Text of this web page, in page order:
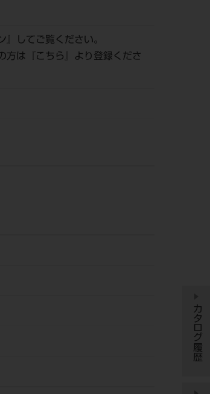
』してご覧ください。
方は『
こちら
』より登録くださ
カタログ履歴